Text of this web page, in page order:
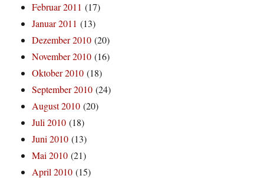
Februar 2011 (17)
Januar 2011 (13)
Dezember 2010 (20)
November 2010 (16)
Oktober 2010 (18)
September 2010 (24)
August 2010 (20)
Juli 2010 (18)
Juni 2010 (13)
Mai 2010 (21)
April 2010 (15)